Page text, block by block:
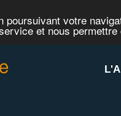
votre
et nous